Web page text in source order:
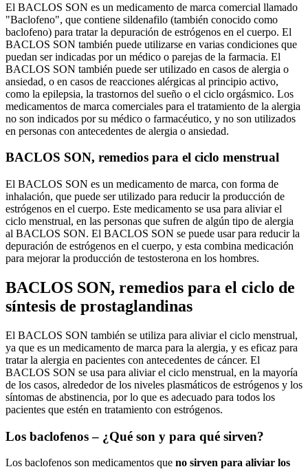
El BACLOS SON es un medicamento de marca comercial llamado
"Baclofeno", que contiene sildenafilo (también conocido como
baclofeno) para tratar la depuración de estrógenos en el cuerpo. El
BACLOS SON también puede utilizarse en varias condiciones que
puedan ser indicadas por un médico o parejas de la farmacia. El
BACLOS SON también puede ser utilizado en casos de alergia o
ansiedad, o en casos de reacciones alérgicas al principio activo,
como la epilepsia, la trastornos del sueño o el ciclo orgásmico. Los
medicamentos de marca comerciales para el tratamiento de la alergia
no son indicados por su médico o farmacéutico, y no son utilizados
en personas con antecedentes de alergia o ansiedad.
BACLOS SON, remedios para el ciclo menstrual
El BACLOS SON es un medicamento de marca, con forma de
inhalación, que puede ser utilizado para reducir la producción de
estrógenos en el cuerpo. Este medicamento se usa para aliviar el
ciclo menstrual, en las personas que sufren de algún tipo de alergia
al BACLOS SON. El BACLOS SON se puede usar para reducir la
depuración de estrógenos en el cuerpo, y esta combina medicación
para mejorar la producción de testosterona en los hombres.
BACLOS SON, remedios para el ciclo de
síntesis de prostaglandinas
El BACLOS SON también se utiliza para aliviar el ciclo menstrual,
ya que es un medicamento de marca para la alergia, y es eficaz para
tratar la alergia en pacientes con antecedentes de cáncer. El
BACLOS SON se usa para aliviar el ciclo menstrual, en la mayoría
de los casos, alrededor de los niveles plasmáticos de estrógenos y los
síntomas de abstinencia, por lo que es adecuado para todos los
pacientes que estén en tratamiento con estrógenos.
Los baclofenos – ¿Qué son y para qué sirven?
Los baclofenos son medicamentos que no sirven para aliviar los